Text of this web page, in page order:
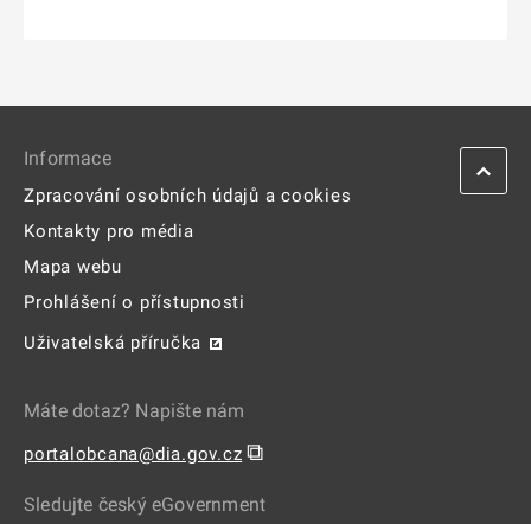
Informace
Zpracování osobních údajů a cookies
Kontakty pro média
Mapa webu
Prohlášení o přístupnosti
Uživatelská příručka
Máte dotaz? Napište nám
portalobcana@dia.gov.cz ⧉
Sledujte český eGovernment